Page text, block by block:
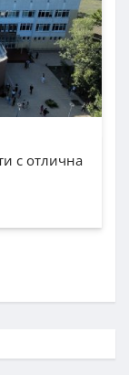
с отлична